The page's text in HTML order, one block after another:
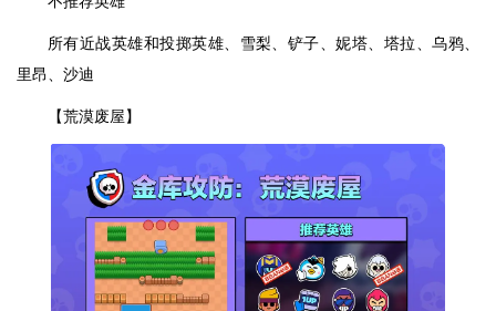
所有近战英雄和投掷英雄、雪梨、铲子、妮塔、塔拉、乌鸦、
里昂、沙迪
【荒漠废屋】